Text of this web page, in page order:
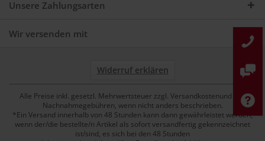
Unsere Zahlungsarten
Wir versenden mit
Widerruf erklären
Alle Preise inkl. gesetzl. Mehrwertsteuer zzgl. Versandkostenund ggf.
Nachnahmegebühren, wenn nicht anders beschrieben.
*Ein Versand innerhalb von 48 Stunden kann dann gewährleistet werden,
wenn der/die bestellte/n Artikel als sofort versandfertig gekennzeichnet
ist/sind, es sich bei den 48 Stunden